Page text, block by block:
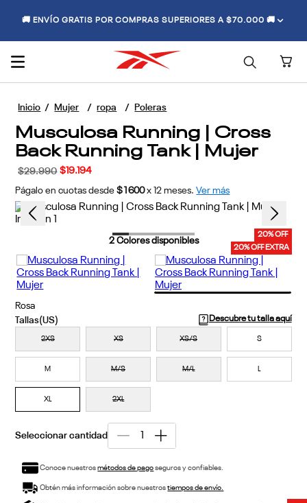
🚚 ENVÍO GRATIS POR COMPRAS SUPERIORES A $70.000 🚚
Mujer ropa Poleras
Musculosa Running | Cross
Back Running Tank | Mujer
$29.990 $ 19.194
Págalo en cuotas desde $1600 x 12 meses. Ver más
20% OFF
20% OFF EXTRA
2Colores disponibles
Rosa
Descubre tu talla aquí
2XS XS XS/S S
M M/S M/L L
XL 2XL
Conoce nuestrosmétodos de pagoseguros y confiables.
Obtén más información sobre nuestrostiempos de envío.